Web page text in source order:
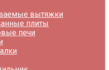
вытяжки
плиты
печи